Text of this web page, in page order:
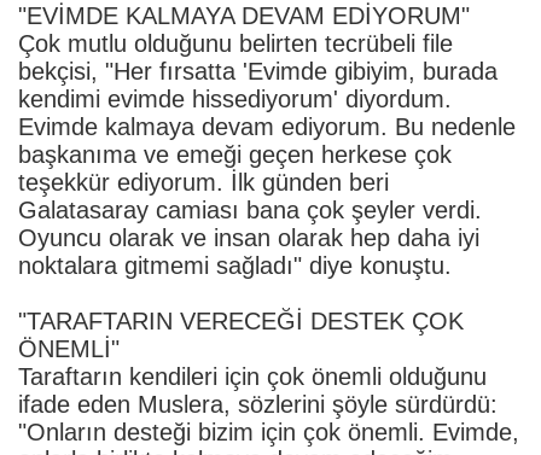
"EVİMDE KALMAYA DEVAM EDİYORUM"
Çok mutlu olduğunu belirten tecrübeli file
bekçisi, "Her fırsatta 'Evimde gibiyim, burada
kendimi evimde hissediyorum' diyordum.
Evimde kalmaya devam ediyorum. Bu nedenle
başkanıma ve emeği geçen herkese çok
teşekkür ediyorum. İlk günden beri
Galatasaray camiası bana çok şeyler verdi.
Oyuncu olarak ve insan olarak hep daha iyi
noktalara gitmemi sağladı" diye konuştu.
"TARAFTARIN VERECEĞİ DESTEK ÇOK
ÖNEMLİ"
Taraftarın kendileri için çok önemli olduğunu
ifade eden Muslera, sözlerini şöyle sürdürdü:
"Onların desteği bizim için çok önemli. Evimde,